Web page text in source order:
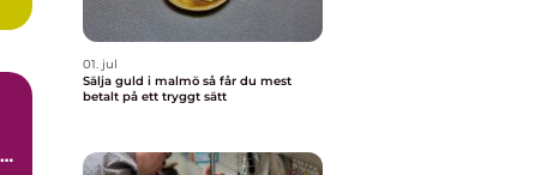
01. jul
Sälja guld i malmö så får du mest
betalt på ett tryggt sätt